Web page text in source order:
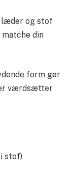
læder og stof
din
form gør
værdsætter
stof)